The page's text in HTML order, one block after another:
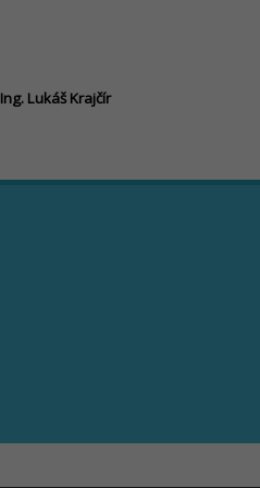
Ing. Lukáš Krajčír